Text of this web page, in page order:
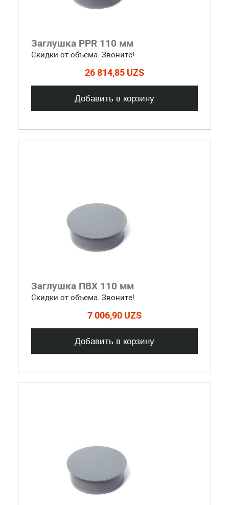
Заглушка PPR 110 мм
Скидки от объема. Звоните!
26 814,85 UZS
Добавить в корзину
Заглушка ПВХ 110 мм
Скидки от объема. Звоните!
7 006,90 UZS
Добавить в корзину